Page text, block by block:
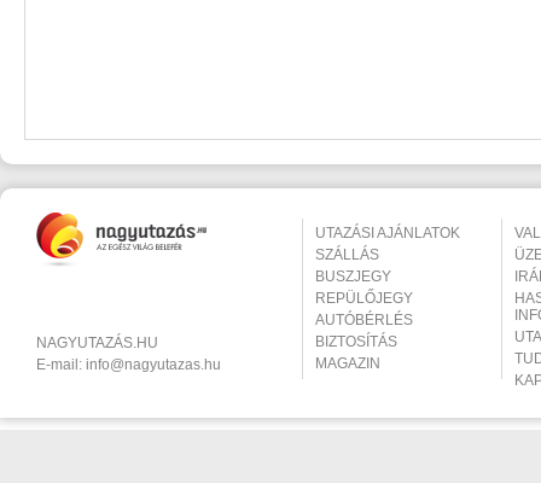
NAGYUTAZÁS.HU
E-mail: info@nagyutazas.hu
UTAZÁSI AJÁNLATOK
SZÁLLÁS
BUSZJEGY
REPÜLŐJEGY
AUTÓBÉRLÉS
BIZTOSÍTÁS
MAGAZIN